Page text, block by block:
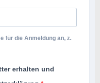
für die Anmeldung an, z.
erhalten und